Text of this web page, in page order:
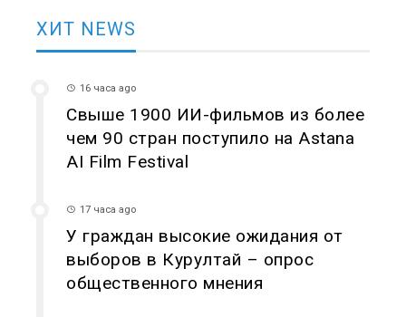
ХИТ NEWS
16 часа ago
Свыше 1900 ИИ-фильмов из более
чем 90 стран поступило на Astana
AI Film Festival
17 часа ago
У граждан высокие ожидания от
выборов в Курултай – опрос
общественного мнения